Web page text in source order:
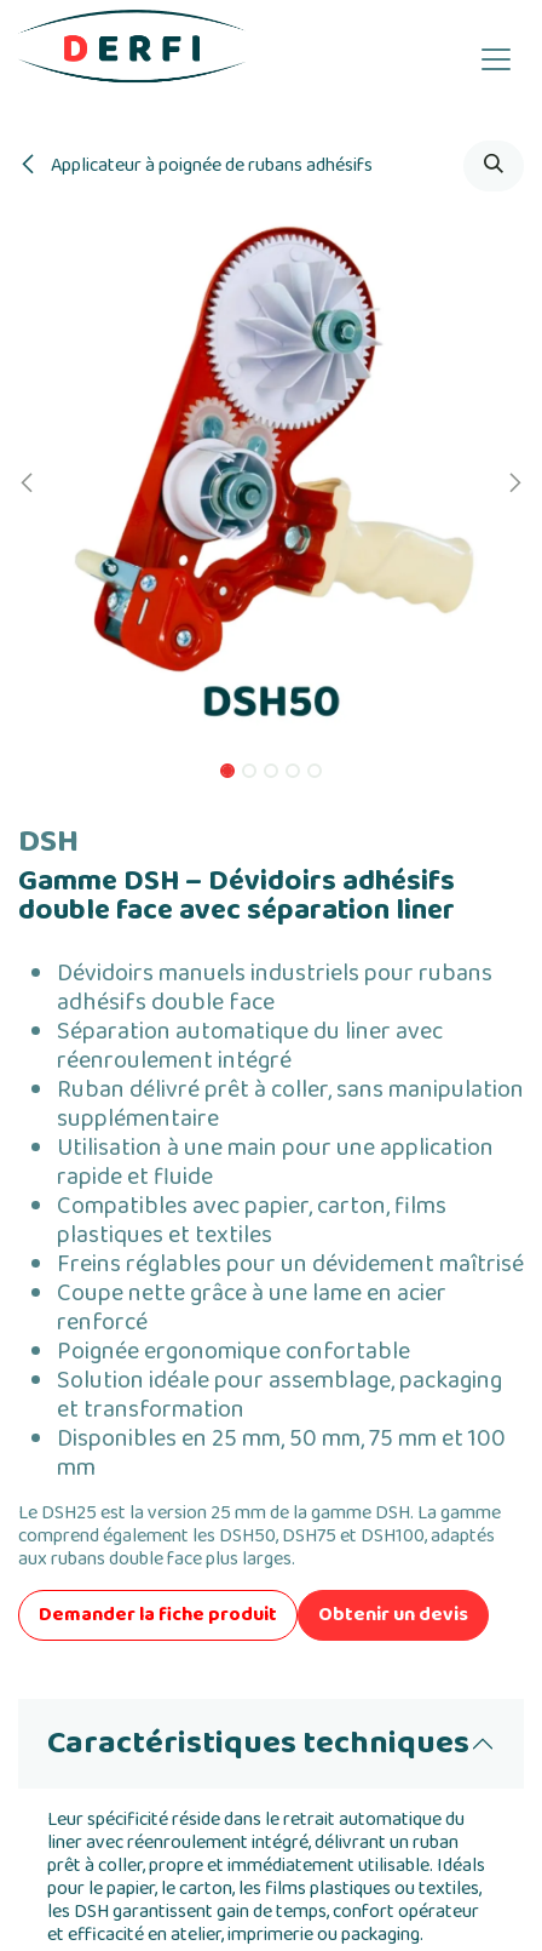
Se rendre au contenu
Applicateur à poignée de rubans adhésifs
DSH
Gamme DSH – Dévidoirs adhésifs
double face avec séparation liner
Dévidoirs manuels industriels pour rubans
adhésifs double face
Séparation automatique du liner avec
réenroulement intégré
Ruban délivré prêt à coller, sans manipulation
supplémentaire
Utilisation à une main pour une application
rapide et fluide
Compatibles avec papier, carton, films
plastiques et textiles
Freins réglables pour un dévidement maîtrisé
Coupe nette grâce à une lame en acier
renforcé
Poignée ergonomique confortable
Solution idéale pour assemblage, packaging
et transformation
Disponibles en 25 mm, 50 mm, 75 mm et 100
mm
Le DSH25 est la version 25 mm de la gamme DSH. La gamme
comprend également les DSH50, DSH75 et DSH100, adaptés
aux rubans double face plus larges.
Demander la fiche produit
Obtenir un devis
Caractéristiques techniques
Leur spécificité réside dans le retrait automatique du
liner avec réenroulement intégré, délivrant un ruban
prêt à coller, propre et immédiatement utilisable. Idéals
pour le papier, le carton, les films plastiques ou textiles,
les DSH garantissent gain de temps, confort opérateur
et efficacité en atelier, imprimerie ou packaging.